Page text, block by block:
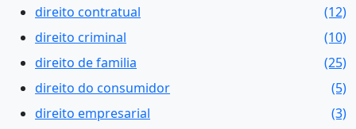
direito contratual
(12)
direito criminal
(10)
direito de familia
(25)
direito do consumidor
(5)
direito empresarial
(3)